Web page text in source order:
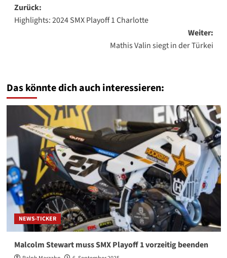
Beitragsnavigation
Zurück:
Highlights: 2024 SMX Playoff 1 Charlotte
Weiter:
Mathis Valin siegt in der Türkei
Das könnte dich auch interessieren:
NEWS-TICKER
Malcolm Stewart muss SMX Playoff 1 vorzeitig beenden